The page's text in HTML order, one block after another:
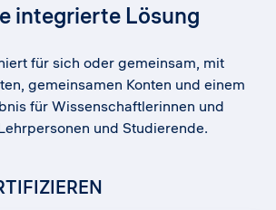
integrierte Lösung
für sich oder gemeinsam, mit
gemeinsamen Konten und einem
für Wissenschaftlerinnen und
und Studierende.